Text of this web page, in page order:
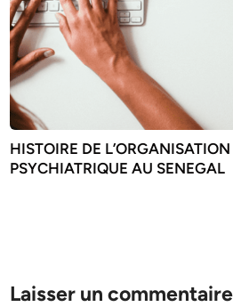
HISTOIRE DE L’ORGANISATION
PSYCHIATRIQUE AU SENEGAL
Laisser un commentaire